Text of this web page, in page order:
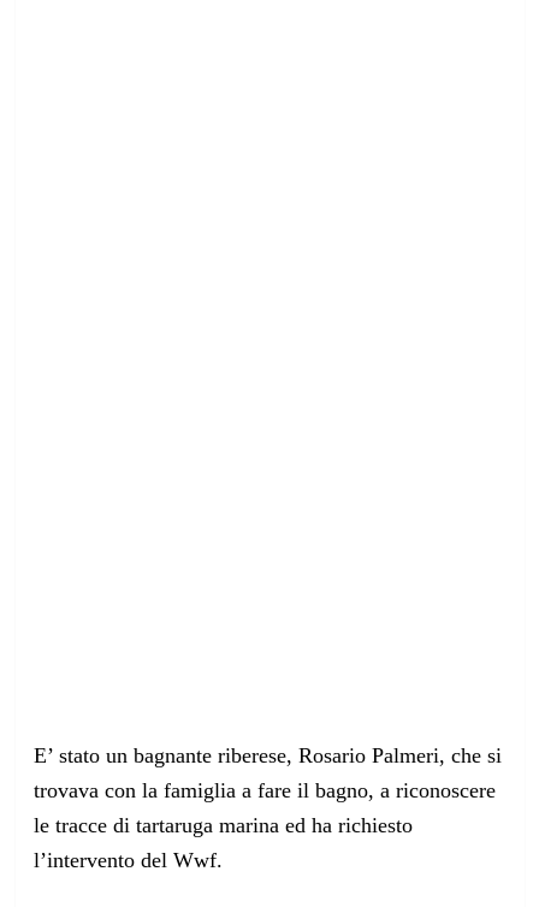
E’ stato un bagnante riberese, Rosario Palmeri, che si
trovava con la famiglia a fare il bagno, a riconoscere
le tracce di tartaruga marina ed ha richiesto
l’intervento del Wwf.